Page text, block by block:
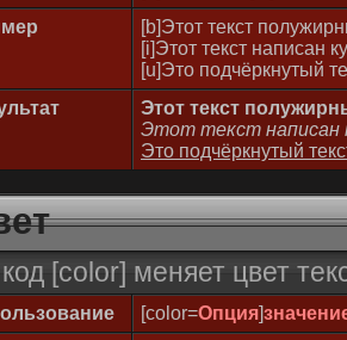
[b]Этот текст
[i]Этот текст написан
[u]Это подчёркнутый
Этот текст
Этот текст написан
Это подчёркнутый
[color] меняет цвет
[color=Опция]